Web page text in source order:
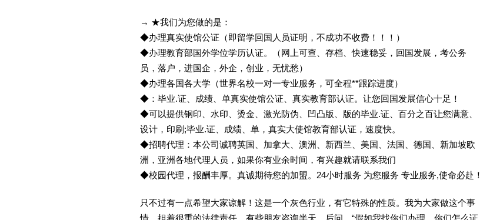
→ ★我们为您做的是：
◆办理真实使馆公证（即留学回国人员证明，不成功不收费！！！）
◆办理教育部国外学位学历认证。（网上可查、存档、快速稳妥，回国发展，考公务
员，落户，进国企，外企，创业，无忧愁）
◆办理各国各大学（世界名校一对一专业服务，可全程**跟踪进度）
◆：毕业.证、成绩、单真实使馆公证、真实教育部认证。让您回国发展信心十足！
◆可以提供钢印、水印、烫金、激光防伪、凹凸版、版的毕业.证、百分之百让您满意、
设计，印刷;毕业.证、成绩、单，真实大使馆教育部认证，速度快。
◆招聘代理：本公司诚聘英国、加拿大、澳洲、新西兰、美国、法国、德国、新加坡欧
洲，亚洲各地代理人员，如果你有业余时间，有兴趣就请联系我们
◆校园代理，报酬丰厚。真诚期待您的加盟。24小时服务 为您服务 专业服务,使命必赴！
只不过有一点希望大家谅解！这是一个灰色行业，有它特殊的性质。我为大家做这个事
情，担着很重的法律责任。有些朋友咨询半天，后问，“假如我找你们办理，你们怎么证